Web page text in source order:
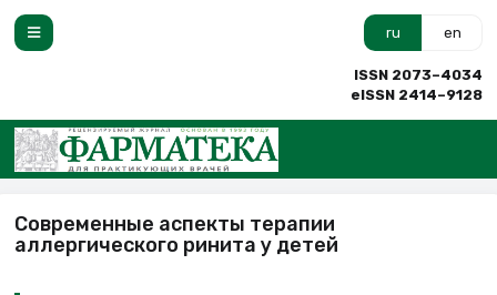
ru en
ISSN 2073–4034
eISSN 2414–9128
Современные аспекты терапии
аллергического ринита у детей